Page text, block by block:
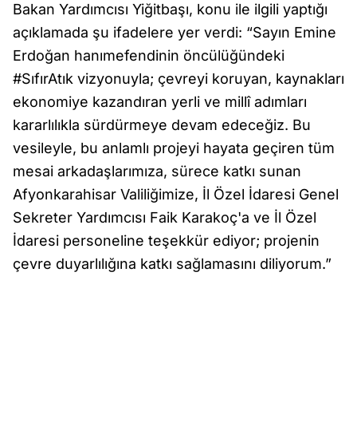
Bakan Yardımcısı Yiğitbaşı, konu ile ilgili yaptığı
açıklamada şu ifadelere yer verdi: “Sayın Emine
Erdoğan hanımefendinin öncülüğündeki
#SıfırAtık vizyonuyla; çevreyi koruyan, kaynakları
ekonomiye kazandıran yerli ve millî adımları
kararlılıkla sürdürmeye devam edeceğiz. Bu
vesileyle, bu anlamlı projeyi hayata geçiren tüm
mesai arkadaşlarımıza, sürece katkı sunan
Afyonkarahisar Valiliğimize, İl Özel İdaresi Genel
Sekreter Yardımcısı Faik Karakoç'a ve İl Özel
İdaresi personeline teşekkür ediyor; projenin
çevre duyarlılığına katkı sağlamasını diliyorum.”